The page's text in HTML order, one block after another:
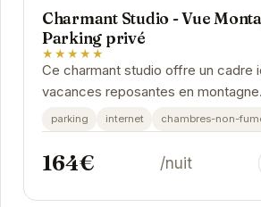
Charmant Studio - Vue
Parking privé
★★★★★
Ce charmant studio offre un cadre
vacances reposantes en
imprenable depuis le logement
d'admirer la...
parking internet chambres-non-
164€ /nuit